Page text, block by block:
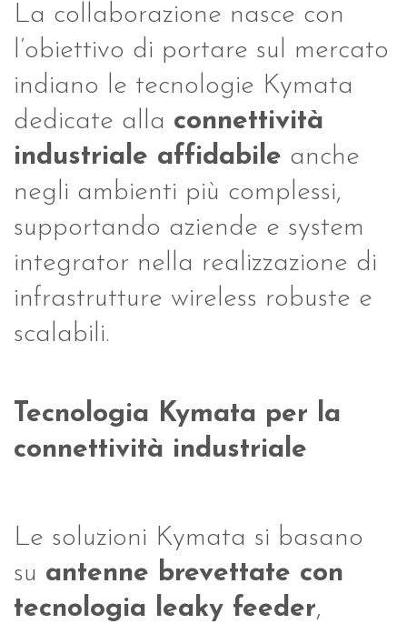
La collaborazione nasce con
l’obiettivo di portare sul mercato
indiano le tecnologie Kymata
dedicate alla connettività
industriale affidabile anche
negli ambienti più complessi,
supportando aziende e system
integrator nella realizzazione di
infrastrutture wireless robuste e
scalabili.
Tecnologia Kymata per la
connettività industriale
Le soluzioni Kymata si basano
su antenne brevettate con
tecnologia leaky feeder,